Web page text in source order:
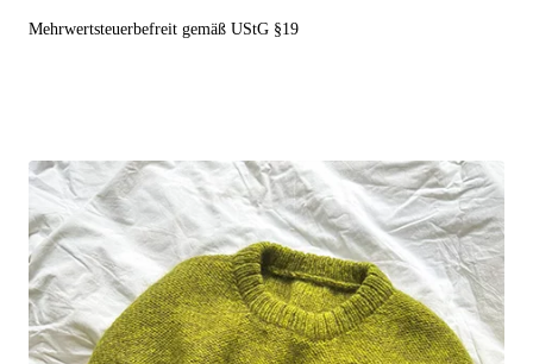
Mehrwertsteuerbefreit gemäß UStG §19
Produkt
weist
mehrere
Varianten
auf.
Die
Optionen